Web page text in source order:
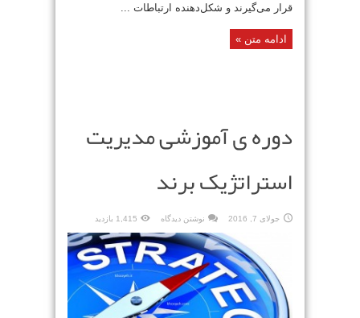
قرار می‌گیرند و شکل‌دهنده ارتباطات ...
ادامه متن »
دوره ی آموزشی مدیریت
استراتژیک برند
جولای 7, 2016 نوشتن دیدگاه 1,415 بازدید